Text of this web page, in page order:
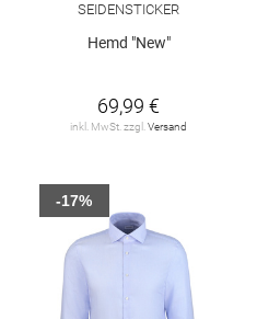
SEIDENSTICKER
Hemd "New"
69,99 €
inkl. MwSt. zzgl.Versand
-17%